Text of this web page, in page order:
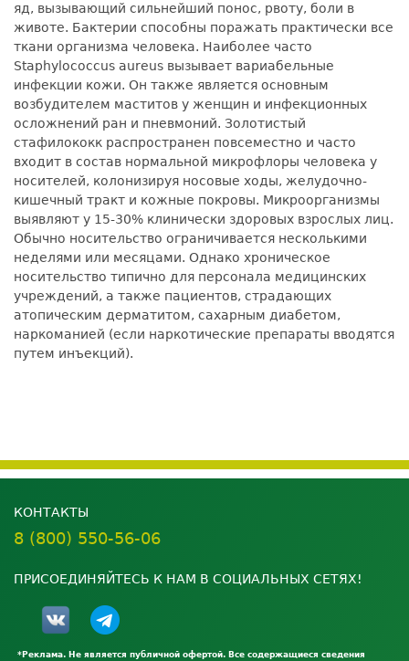
яд, вызывающий сильнейший понос, рвоту, боли в
животе. Бактерии способны поражать практически все
ткани организма человека. Наиболее часто
Staphylococcus aureus вызывает вариабельные
инфекции кожи. Он также является основным
возбудителем маститов у женщин и инфекционных
осложнений ран и пневмоний. Золотистый
стафилококк распространен повсеместно и часто
входит в состав нормальной микрофлоры человека у
носителей, колонизируя носовые ходы, желудочно-
кишечный тракт и кожные покровы. Микроорганизмы
выявляют у 15-30% клинически здоровых взрослых лиц.
Обычно носительство ограничивается несколькими
неделями или месяцами. Однако хроническое
носительство типично для персонала медицинских
учреждений, а также пациентов, страдающих
атопическим дерматитом, сахарным диабетом,
наркоманией (если наркотические препараты вводятся
путем инъекций).
КОНТАКТЫ
8 (800) 550-56-06
ПРИСОЕДИНЯЙТЕСЬ К НАМ В СОЦИАЛЬНЫХ СЕТЯХ!
*Реклама. Не является публичной офертой. Все содержащиеся сведения